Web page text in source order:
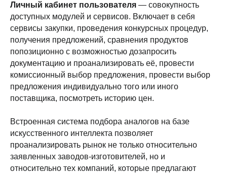
Личный кабинет пользователя — совокупность
доступных модулей и сервисов. Включает в себя
сервисы закупки, проведения конкурсных процедур,
получения предложений, сравнения продуктов
попозиционно с возможностью дозапросить
документацию и проанализировать её, провести
комиссионный выбор предложения, провести выбор
предложения индивидуально того или иного
поставщика, посмотреть историю цен.
Встроенная система подбора аналогов на базе
искусственного интеллекта позволяет
проанализировать рынок не только относительно
заявленных заводов-изготовителей, но и
относительно тех компаний, которые предлагают